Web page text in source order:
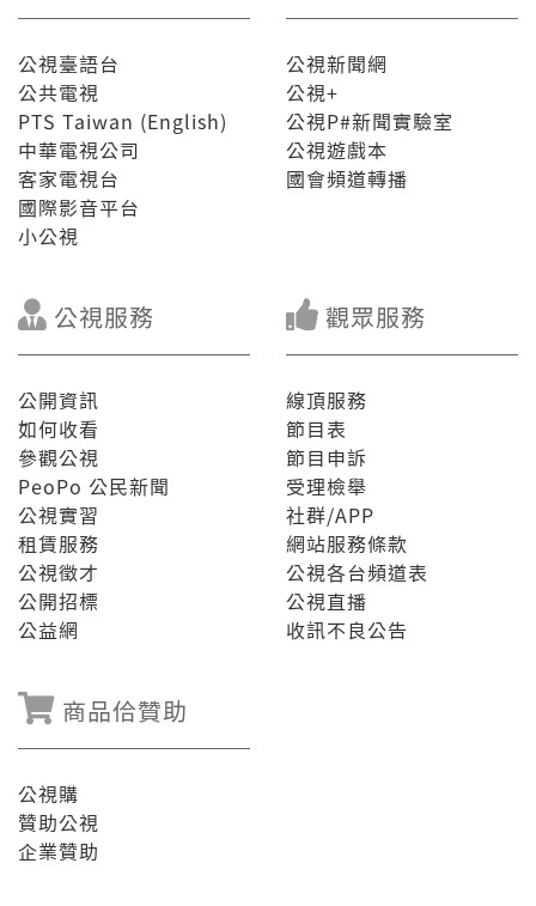
吳怡慧(感染科醫生/未來診所院長)
公視臺語台
公共電視
PTS Taiwan (English)
中華電視公司
客家電視台
國際影音平台
小公視
公視新聞網
公視+
公視P#新聞實驗室
公視遊戲本
國會頻道轉播
公視服務
公開資訊
如何收看
參觀公視
PeoPo 公民新聞
公視實習
租賃服務
公視徵才
公開招標
公益網
觀眾服務
線頂服務
節目表
節目申訴
受理檢舉
社群/APP
網站服務條款
公視各台頻道表
公視直播
收訊不良公告
商品佮贊助
公視購
贊助公視
企業贊助